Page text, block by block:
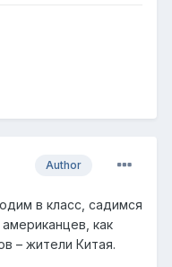
Author
в класс, садимся
как
– жители Китая.